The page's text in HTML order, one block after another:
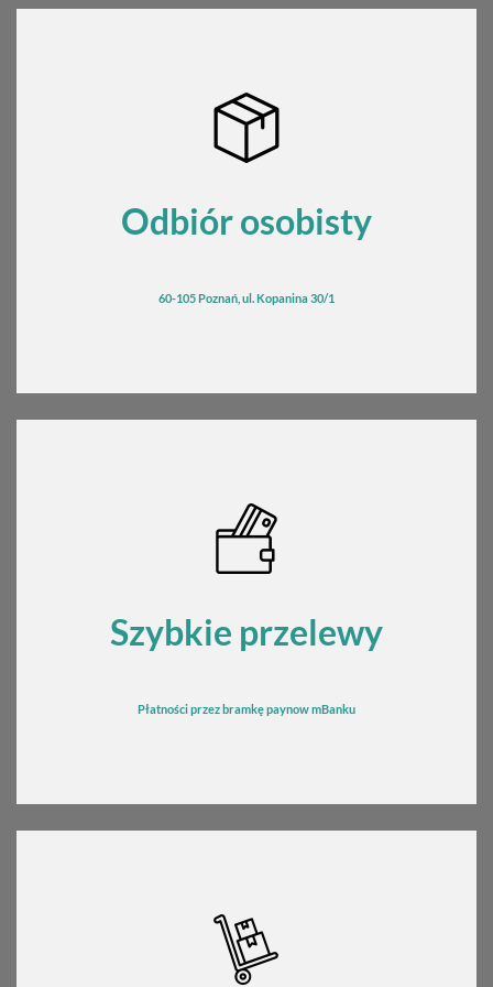
Odbiór osobisty
60-105 Poznań, ul. Kopanina 30/1
Szybkie przelewy
Płatności przez bramkępaynow mBanku